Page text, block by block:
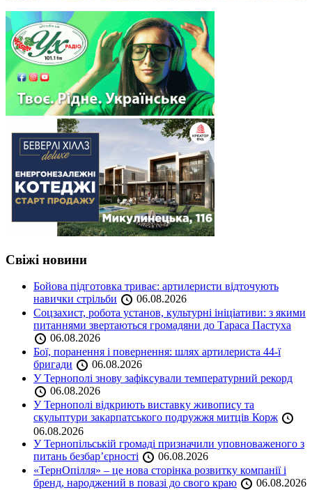
Свіжі новини
Бойова підготовка триває: артилеристи відточують
навички стрільби
06.08.2026
Соцзахист, робота установ, культурні ініціативи: з якими
питаннями звертаються громадяни до Тараса Пастуха
06.08.2026
Бої, поранення і повернення: шлях артилериста 44-ї
бригади
06.08.2026
У Тернополі знову зафіксували температурний рекорд
06.08.2026
У Тернополі відкриють виставку живопису та
скульптури закарпатського подружжя митців Корж
06.08.2026
У Тернопільській громаді призначили уповноваженого з
питань безбар’єрності
06.08.2026
«ТернОпілля» – це нова сторінка розвитку компанії і
бренд, народжений в повазі до свого краю
06.08.2026